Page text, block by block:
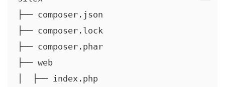
├── composer.json
├── composer.lock
├── composer.phar
├── web
│  ├── index.php